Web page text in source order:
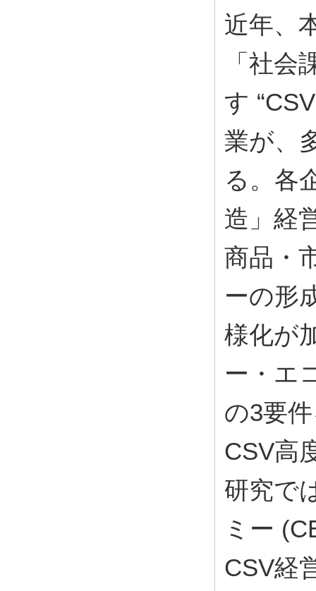
近年、
「社
す
業が、
る。各
造」経
商品・
ーの形
様化が
ー・エ
の3要
CSV高
研究で
ミー
CSV経